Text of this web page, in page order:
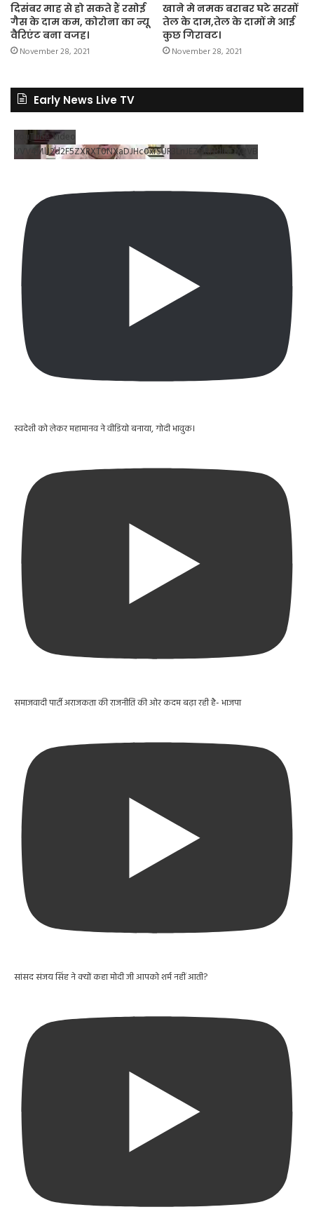
दिसंबर माह से हो सकते हैं रसोई
गैस के दाम कम, कोरोना का न्यू
वैरिएंट बना वजह।
November 28, 2021
खाने मे नमक बराबर घटे सरसों
तेल के दाम,तेल के दामों मे आई
कुछ गिरावट।
November 28, 2021
Early News Live TV
YouTube Video
VVV4MlJ2d2F5ZXRXT0NXaDJHc0xrSUR3LnJEZDRNdlNDX2VB
स्वदेशी को लेकर महामानव ने वीडियो बनाया, गोदी भावुक।
समाजवादी पार्टी अराजकता की राजनीति की ओर कदम बढ़ा रही है- भाजपा
सांसद संजय सिंह ने क्यों कहा मोदी जी आपको शर्म नहीं आती?